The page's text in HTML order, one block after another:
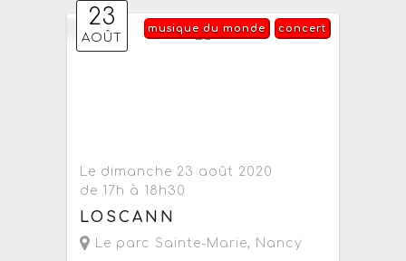
23
AOÛT
concert
musique du monde
Le dimanche 23 août 2020
de 17h à 18h30
LOSCANN
Le parc Sainte-Marie, Nancy